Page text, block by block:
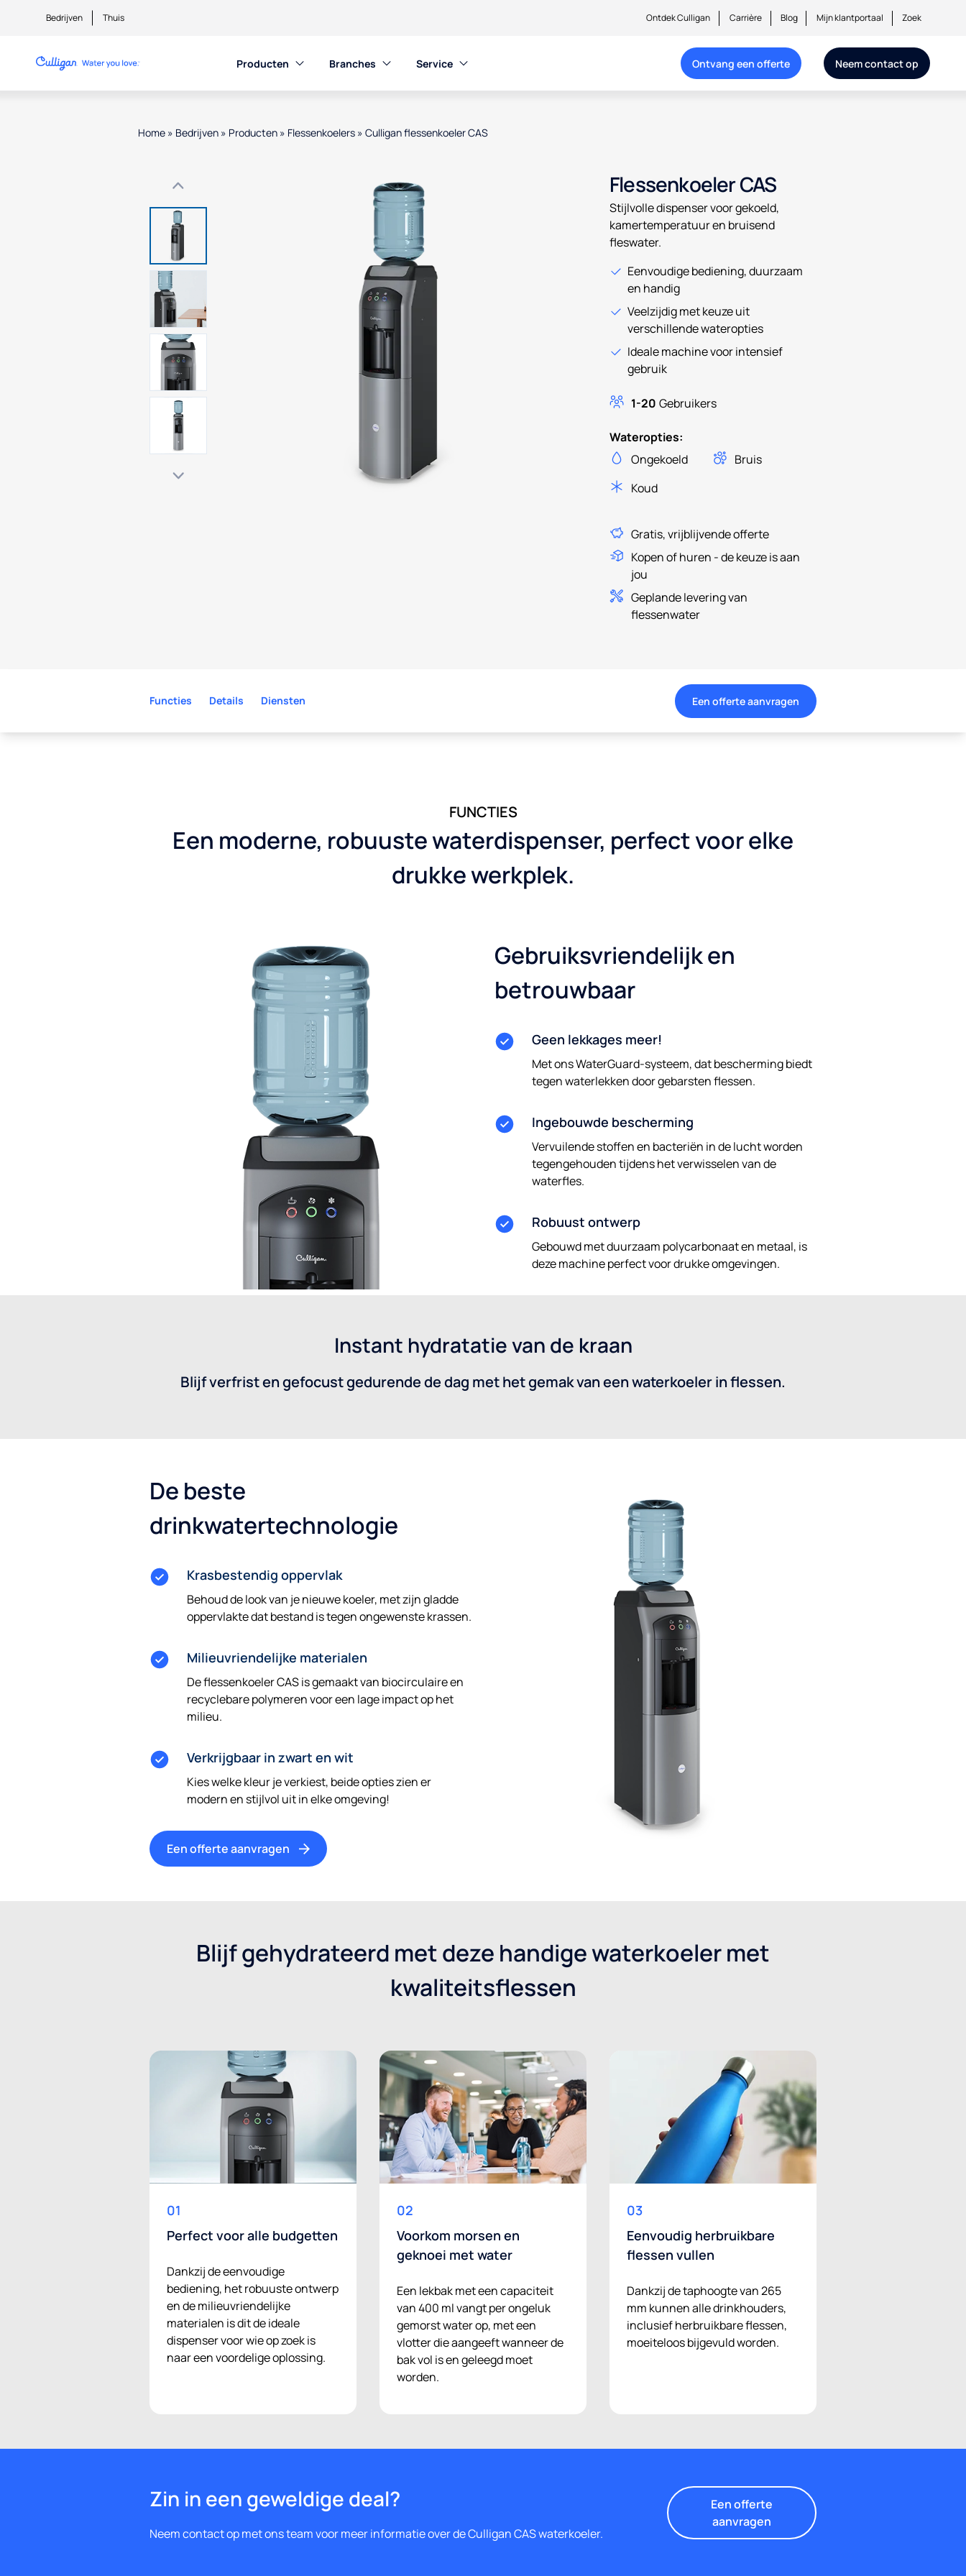
Bedrijven Thuis Ontdek Culligan Carrière Blog Mijn klantportaal Zoek
Producten Branches Service Ontvang een offerte Neem contact op
Home » Bedrijven » Producten » Flessenkoelers » Culligan flessenkoeler CAS
Use arrow keys to navigate between product images, or tab to the next interactive elementFlessenkoeler CAS
Stijlvolle dispenser voor gekoeld,
kamertemperatuur en bruisend
fleswater.
Eenvoudige bediening, duurzaam
en handig
Veelzijdig met keuze uit
verschillende wateropties
Ideale machine voor intensief
gebruik
1-20 Gebruikers
Wateropties:
Ongekoeld
Bruis
Koud
Gratis, vrijblijvende offerte
Kopen of huren - de keuze is aan
jou
Geplande levering van
flessenwater
Functies Details Diensten Een offerte aanvragen
FUNCTIES
Een moderne, robuuste waterdispenser, perfect voor elke
drukke werkplek.
Gebruiksvriendelijk en
betrouwbaar
Geen lekkages meer!
Met ons WaterGuard-systeem, dat bescherming biedt
tegen waterlekken door gebarsten flessen.
Ingebouwde bescherming
Vervuilende stoffen en bacteriën in de lucht worden
tegengehouden tijdens het verwisselen van de
waterfles.
Robuust ontwerp
Gebouwd met duurzaam polycarbonaat en metaal, is
deze machine perfect voor drukke omgevingen.
Instant hydratatie van de kraan
Blijf verfrist en gefocust gedurende de dag met het gemak van een waterkoeler in flessen.
De beste
drinkwatertechnologie
Krasbestendig oppervlak
Behoud de look van je nieuwe koeler, met zijn gladde
oppervlakte dat bestand is tegen ongewenste krassen.
Milieuvriendelijke materialen
De flessenkoeler CAS is gemaakt van biocirculaire en
recyclebare polymeren voor een lage impact op het
milieu.
Verkrijgbaar in zwart en wit
Kies welke kleur je verkiest, beide opties zien er
modern en stijlvol uit in elke omgeving!
Een offerte aanvragen
Blijf gehydrateerd met deze handige waterkoeler met
kwaliteitsflessen
01
Perfect voor alle budgetten
Dankzij de eenvoudige
bediening, het robuuste ontwerp
en de milieuvriendelijke
materialen is dit de ideale
dispenser voor wie op zoek is
naar een voordelige oplossing.
02
Voorkom morsen en
geknoei met water
Een lekbak met een capaciteit
van 400 ml vangt per ongeluk
gemorst water op, met een
vlotter die aangeeft wanneer de
bak vol is en geleegd moet
worden.
03
Eenvoudig herbruikbare
flessen vullen
Dankzij de taphoogte van 265
mm kunnen alle drinkhouders,
inclusief herbruikbare flessen,
moeiteloos bijgevuld worden.
Zin in een geweldige deal?
Neem contact op met ons team voor meer informatie over de Culligan CAS waterkoeler.
Een offerte
aanvragen